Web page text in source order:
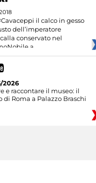
il calco in gesso
dell’imperatore
conservato nel
a
2026
e raccontare il museo: il
di Roma a Palazzo Braschi